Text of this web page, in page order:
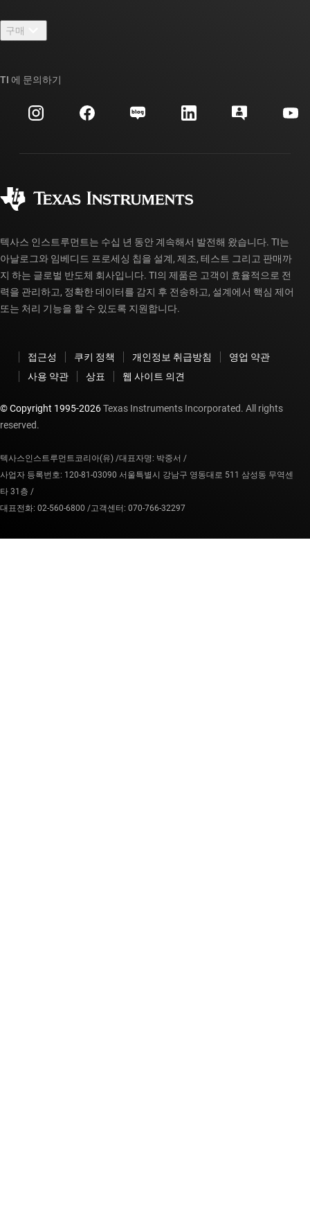
뉴스룸
이벤트
투자 관계
TI E2E™ 설계 지원 포럼
대체품 검색
고객 지원 센터
myTI 계정 FAQ
구매
주문 FAQ
TI 에 문의하기
텍사스 인스트루먼트는 수십 년 동안 계속해서 발전해 왔습니다. TI는
아날로그와 임베디드 프로세싱 칩을 설계, 제조, 테스트 그리고 판매까
지 하는 글로벌 반도체 회사입니다. TI의 제품은 고객이 효율적으로 전
력을 관리하고, 정확한 데이터를 감지 후 전송하고, 설계에서 핵심 제어
또는 처리 기능을 할 수 있도록 지원합니다.
접근성 쿠키 정책 개인정보 취급방침
영업 약관
사용 약관
상표 웹 사이트 의견
© Copyright 1995-2026Texas Instruments Incorporated. All rights
reserved.
텍사스인스트루먼트코리아(유) /대표자명: 박중서 /
사업자 등록번호: 120-81-03090 서울특별시 강남구 영동대로 511 삼성동 무역센
타 31층 /
대표전화: 02-560-6800 /고객센터: 070-766-32297